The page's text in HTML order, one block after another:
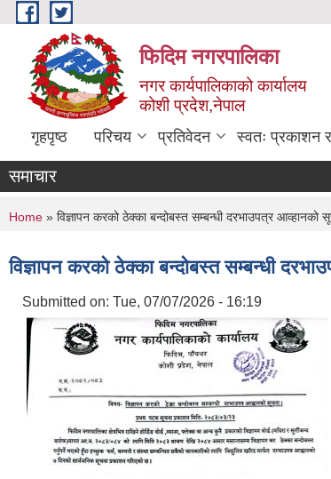
Skip to main content
फिदिम नगरपालिका
नगर कार्यपालिकाको कार्यालय
कोशी प्रदेश,नेपाल
गृहपृष्ठ परिचय प्रतिवेदन स्वतः प्रकाशन
समाचार
You are here
Home » विज्ञापन करको ठेक्का बन्दोबस्त सम्बन्धी दरभाउपत्र आव्हानको
विज्ञापन करको ठेक्का बन्दोबस्त सम्बन्धी
Submitted on: Tue, 07/07/2026 - 16:19